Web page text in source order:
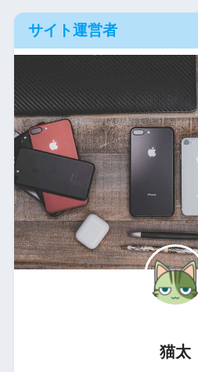
サイト運営者
猫太